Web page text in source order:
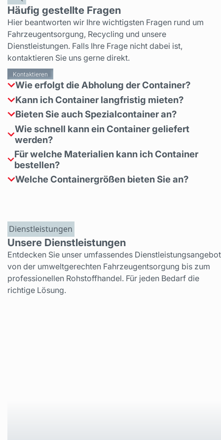
Häufig gestellte Fragen
Hier beantworten wir Ihre wichtigsten Fragen rund um
Fahrzeugentsorgung, Recycling und unsere
Dienstleistungen. Falls Ihre Frage nicht dabei ist,
kontaktieren Sie uns gerne direkt.
Kontaktieren
Wie erfolgt die Abholung der Container?
Die Abholung erfolgt nach Terminabsprache oder auf
Abruf.
Kann ich Container langfristig mieten?
Ja, wir bieten sowohl kurzfristige als auch
langfristige Lösungen an.
Bieten Sie auch Spezialcontainer an?
Ja, wir haben auch geschlossene und spezielle
Container für bestimmte Materialien.
Wie schnell kann ein Container geliefert
werden?
In der Regel erfolgt die Lieferung innerhalb von 24
Stunden nach Auftragseingang.
Für welche Materialien kann ich Container
bestellen?
Unsere Container eignen sich für Metalle, Schrott,
Welche Containergrößen bieten Sie an?
Dienstleistungen
Unsere Dienstleistungen
Entdecken Sie unser umfassendes Dienstleistungsangebot
von der umweltgerechten Fahrzeugentsorgung bis zum
professionellen Rohstoffhandel. Für jeden Bedarf die
richtige Lösung.